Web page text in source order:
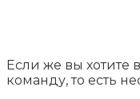
Если же вы хотите
команду, то есть